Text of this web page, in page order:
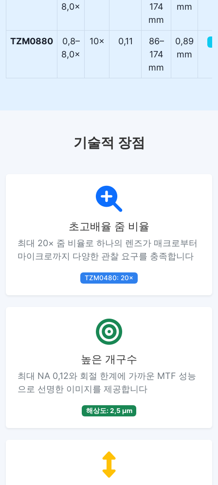
8,0×
174
mm
mm
TZM0880
0,8–
8,0×
10× 0,11
86–
174
mm
0,89
mm
기술적 장점
초고배율 줌 비율
최대 20× 줌 비율로 하나의 렌즈가 매크로부터
마이크로까지 다양한 관찰 요구를 충족합니다
TZM0480: 20×
높은 개구수
최대 NA 0,12와 회절 한계에 가까운 MTF 성능
으로 선명한 이미지를 제공합니다
해상도: 2,5 µm